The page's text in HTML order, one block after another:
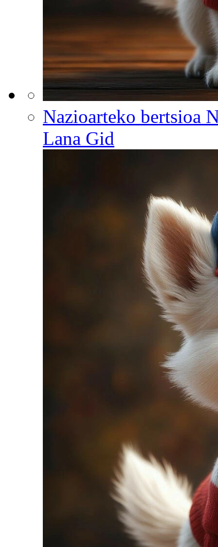
Nazioarteko bertsioa
Lana Gid